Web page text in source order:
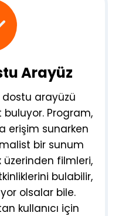
Arayüz
dostu arayüzü
Program,
erişim sunarken
bir sunum
üzerinden filmleri,
bulabilir,
olsalar bile.
kullanıcı için